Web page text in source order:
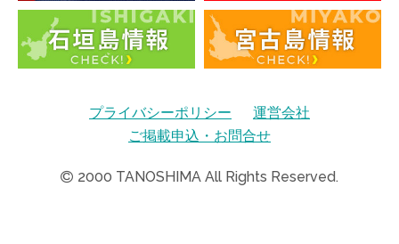
プライバシーポリシー
運営会社
ご掲載申込・お問合せ
2000 TANOSHIMA All Rights Reserved.